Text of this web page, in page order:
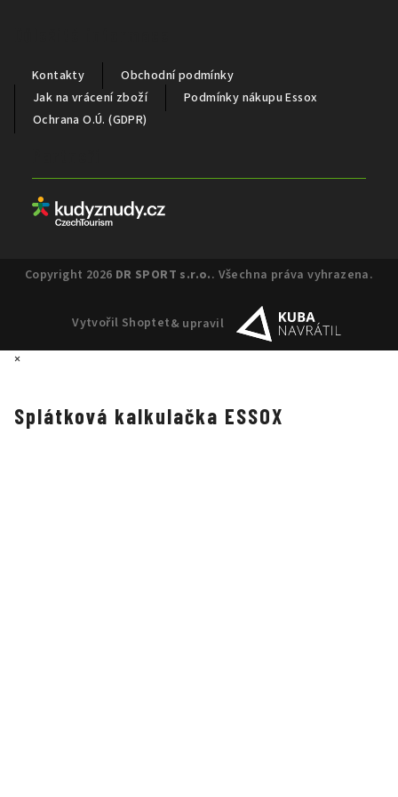
Kontakty
Obchodní podmínky
Jak na vrácení zboží
Podmínky nákupu Essox
Ochrana O.Ú. (GDPR)
Copyright 2026 DR SPORT s.r.o.. Všechna práva vyhrazena.
Vytvořil Shoptet& upravil
×
Splátková kalkulačka ESSOX